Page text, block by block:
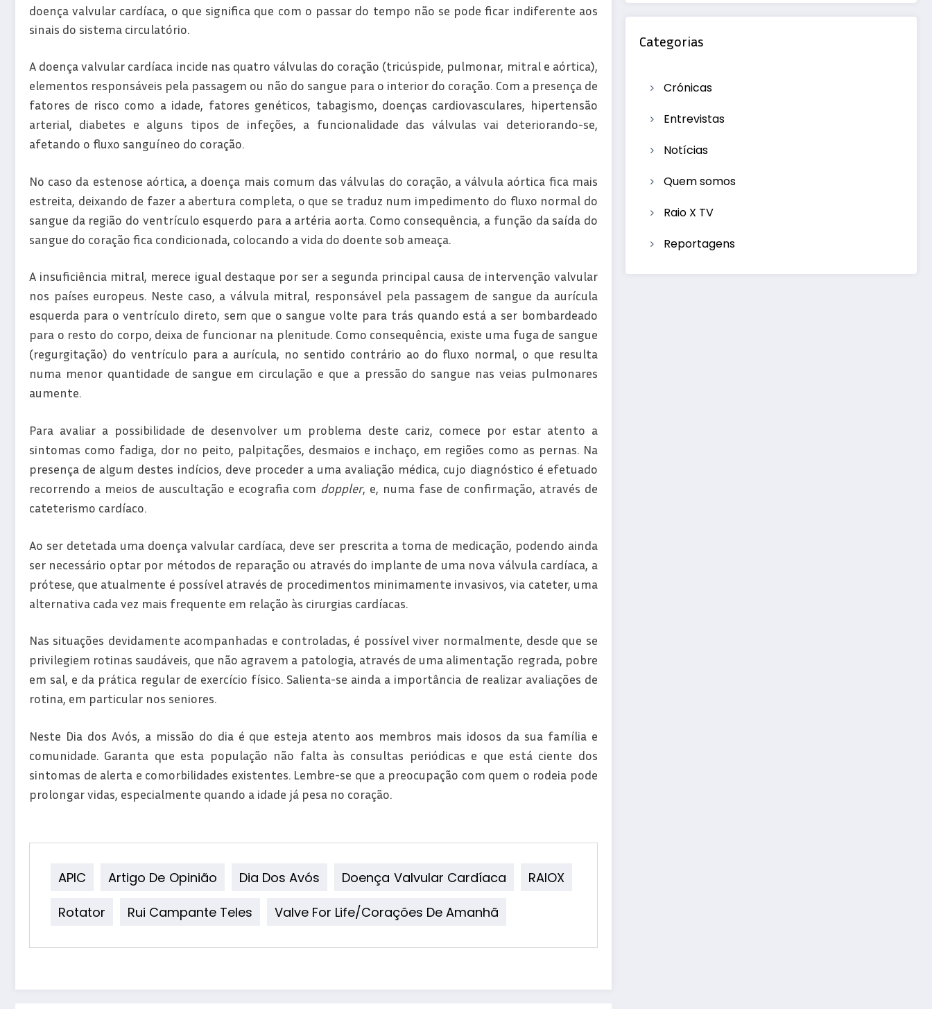
doença valvular cardíaca, o que significa que com o passar do tempo não se pode ficar indiferente aos
sinais do sistema circulatório.
A doença valvular cardíaca incide nas quatro válvulas do coração (tricúspide, pulmonar, mitral e aórtica),
elementos responsáveis pela passagem ou não do sangue para o interior do coração. Com a presença de
fatores de risco como a idade, fatores genéticos, tabagismo, doenças cardiovasculares, hipertensão
arterial, diabetes e alguns tipos de infeções, a funcionalidade das válvulas vai deteriorando-se,
afetando o fluxo sanguíneo do coração.
No caso da estenose aórtica, a doença mais comum das válvulas do coração, a válvula aórtica fica mais
estreita, deixando de fazer a abertura completa, o que se traduz num impedimento do fluxo normal do
sangue da região do ventrículo esquerdo para a artéria aorta. Como consequência, a função da saída do
sangue do coração fica condicionada, colocando a vida do doente sob ameaça.
A insuficiência mitral, merece igual destaque por ser a segunda principal causa de intervenção valvular
nos países europeus. Neste caso, a válvula mitral, responsável pela passagem de sangue da aurícula
esquerda para o ventrículo direto, sem que o sangue volte para trás quando está a ser bombardeado
para o resto do corpo, deixa de funcionar na plenitude. Como consequência, existe uma fuga de sangue
(regurgitação) do ventrículo para a aurícula, no sentido contrário ao do fluxo normal, o que resulta
numa menor quantidade de sangue em circulação e que a pressão do sangue nas veias pulmonares
aumente.
Para avaliar a possibilidade de desenvolver um problema deste cariz, comece por estar atento a
sintomas como fadiga, dor no peito, palpitações, desmaios e inchaço, em regiões como as pernas. Na
presença de algum destes indícios, deve proceder a uma avaliação médica, cujo diagnóstico é efetuado
recorrendo a meios de auscultação e ecografia com doppler, e, numa fase de confirmação, através de
cateterismo cardíaco.
Ao ser detetada uma doença valvular cardíaca, deve ser prescrita a toma de medicação, podendo ainda
ser necessário optar por métodos de reparação ou através do implante de uma nova válvula cardíaca, a
prótese, que atualmente é possível através de procedimentos minimamente invasivos, via cateter, uma
alternativa cada vez mais frequente em relação às cirurgias cardíacas.
Nas situações devidamente acompanhadas e controladas, é possível viver normalmente, desde que se
privilegiem rotinas saudáveis, que não agravem a patologia, através de uma alimentação regrada, pobre
em sal, e da prática regular de exercício físico. Salienta-se ainda a importância de realizar avaliações de
rotina, em particular nos seniores.
Neste Dia dos Avós, a missão do dia é que esteja atento aos membros mais idosos da sua família e
comunidade. Garanta que esta população não falta às consultas periódicas e que está ciente dos
sintomas de alerta e comorbilidades existentes. Lembre-se que a preocupação com quem o rodeia pode
prolongar vidas, especialmente quando a idade já pesa no coração.
APIC Artigo De Opinião Dia Dos Avós Doença Valvular Cardíaca
RAIOX
Rotator
Rui Campante Teles Valve For Life/Corações De Amanhã
Categorias
Crónicas
Entrevistas
Notícias
Quem somos
Raio X TV
Reportagens